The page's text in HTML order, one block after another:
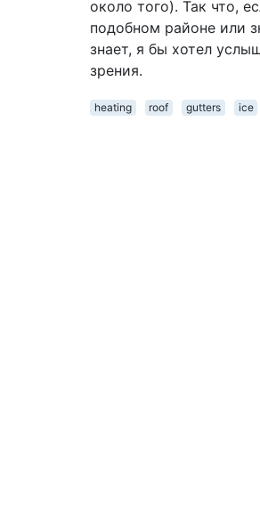
около того). Так что,
подобном районе или
знает, я бы хотел
зрения.
heating roof gutters
ice